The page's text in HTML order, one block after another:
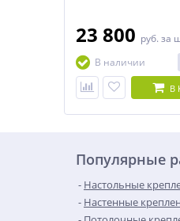
23 800 руб. за
В наличии
В
Популярные
Настольные
Настенные